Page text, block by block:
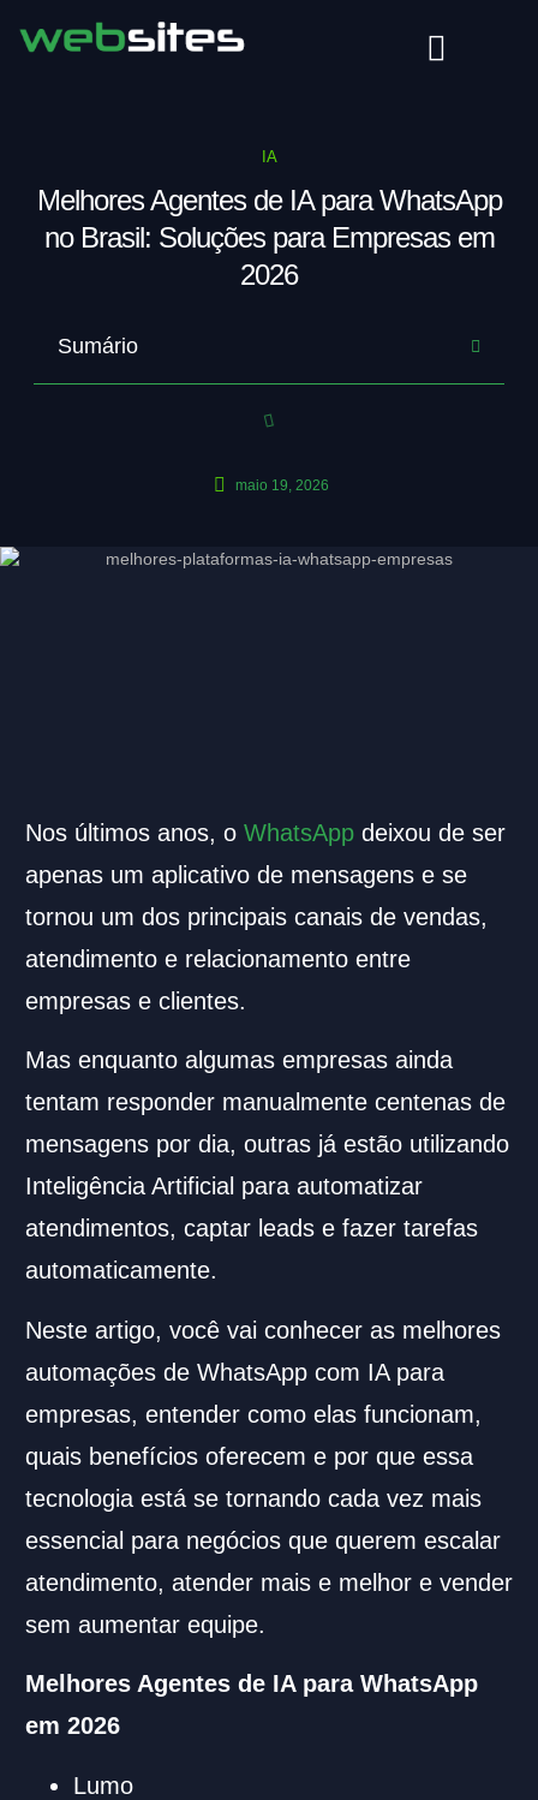
IA
Melhores Agentes de IA para WhatsApp
no Brasil: Soluções para Empresas em
2026
Sumário
maio 19, 2026
Nos últimos anos, o WhatsApp deixou de ser
apenas um aplicativo de mensagens e se
tornou um dos principais canais de vendas,
atendimento e relacionamento entre
empresas e clientes.
Mas enquanto algumas empresas ainda
tentam responder manualmente centenas de
mensagens por dia, outras já estão utilizando
Inteligência Artificial para automatizar
atendimentos, captar leads e fazer tarefas
automaticamente.
Neste artigo, você vai conhecer as melhores
automações de WhatsApp com IA para
empresas, entender como elas funcionam,
quais benefícios oferecem e por que essa
tecnologia está se tornando cada vez mais
essencial para negócios que querem escalar
atendimento, atender mais e melhor e vender
sem aumentar equipe.
Melhores Agentes de IA para WhatsApp
em 2026
Lumo